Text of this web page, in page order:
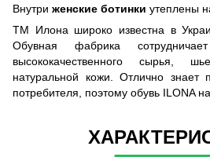
Внутри женские ботинки утеплены
ТМ Илона широко известна в
Обувная фабрика
высококачественного сырья,
натуральной кожи. Отлично знает
потребителя, поэтому обувь ILONA